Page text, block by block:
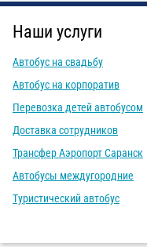
Наши услуги
Автобус на свадьбу
Автобус на корпоратив
Перевозка детей автобусом
Доставка сотрудников
Трансфер Аэропорт Саранск
Автобусы междугородние
Туристический автобус